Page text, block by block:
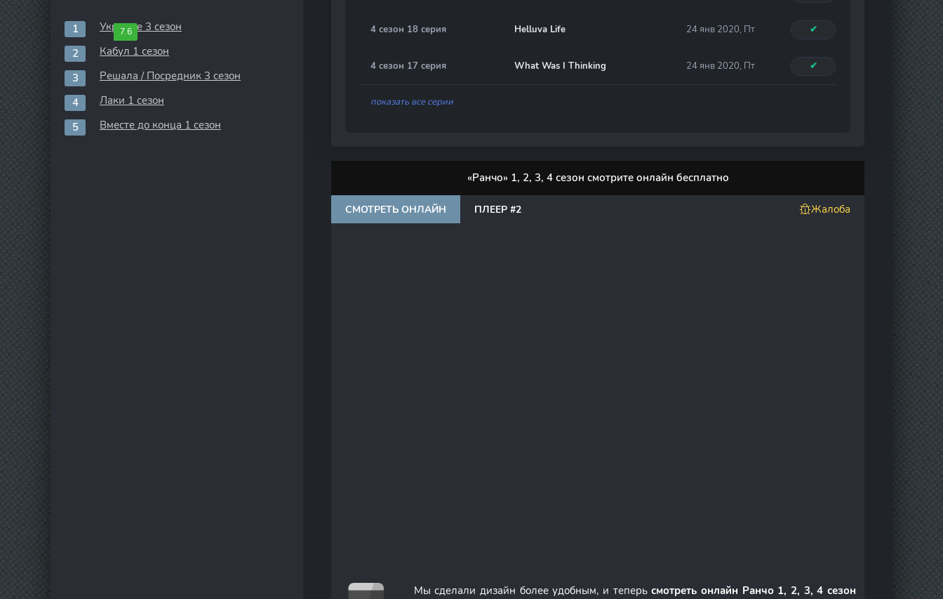
4 сезон 18 серия Helluva Life 24 янв 2020, Пт ✔
4 сезон 17 серия What Was I Thinking 24 янв 2020, Пт ✔
показать все серии
«Ранчо» 1, 2, 3, 4 сезон смотрите онлайн бесплатно
СМОТРЕТЬ ОНЛАЙН ПЛЕЕР #2 Жалоба
Мы сделали дизайн более удобным, и теперьсмотреть онлайн Ранчо 1, 2, 3, 4 сезон
7.6
Укрытие 3 сезон
Кабул 1 сезон
Решала / Посредник 3 сезон
Лаки 1 сезон
Вместе до конца 1 сезон